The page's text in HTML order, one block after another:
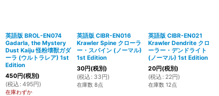
英語版 BROL-EN074
Gadarla, the Mystery
Dust Kaiju 怪粉壊獣ガダ
ーラ (ウルトラレア) 1st
Edition
450円(税別)
(税込 : 495円)
在庫わずか
英語版 CIBR-EN016
Krawler Spine クローラ
ー・スパイン (ノーマル)
1st Edition
30円(税別)
(税込 : 33円)
在庫数 8点
英語版 CIBR-EN021
Krawler Dendrite クロ
ーラー・デンドライト
(ノーマル) 1st Edition
20円(税別)
(税込 : 22円)
在庫数 12点